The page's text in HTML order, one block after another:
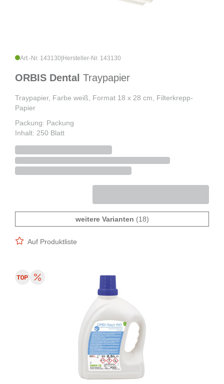
Art.-Nr. 143130 Hersteller-Nr. 143130
ORBIS Dental Traypapier
Traypapier, Farbe weiß, Format 18 x 28 cm, Filterkrepp-
Papier
Packung: Packung
Inhalt: 250 Blatt
weitere Varianten (18)
Auf Produktliste